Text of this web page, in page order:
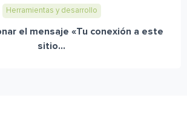
Herramientas y desarrollo
el mensaje «Tu conexión a este
sitio...